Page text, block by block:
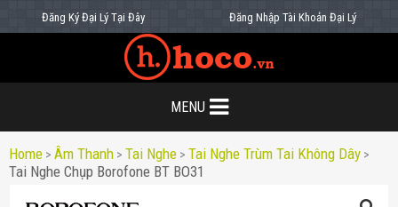
Đăng Ký Đại Lý Tại Đây Đăng Nhập Tài Khoản Đại Lý
MENU
Home > Âm Thanh > Tai Nghe > Tai Nghe Trùm Tai Không Dây >
Tai Nghe Chụp Borofone BT BO31